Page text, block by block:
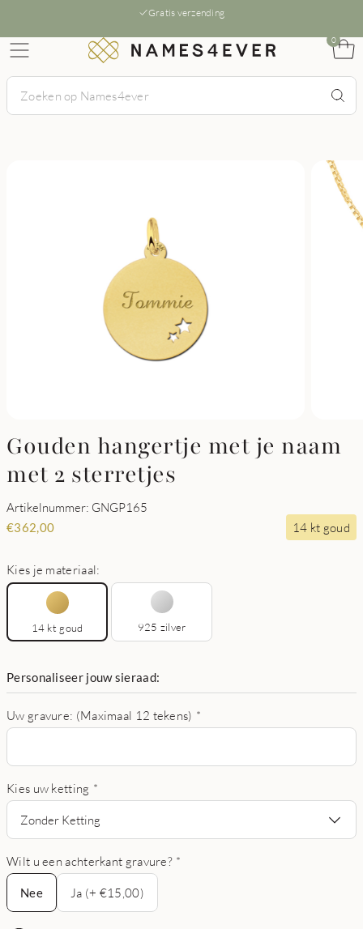
Gratis verzending
0
Gouden hangertje met je naam
met 2 sterretjes
Artikelnummer: GNGP165
€362,00 14 kt goud
Kies je materiaal:
14 kt goud 925 zilver
Personaliseer jouw sieraad:
Uw gravure: (Maximaal 12 tekens) *
Kies uw ketting *
Zonder Ketting
Wilt u een achterkant gravure? *
Nee
Nee
Ja (+ €15,00)